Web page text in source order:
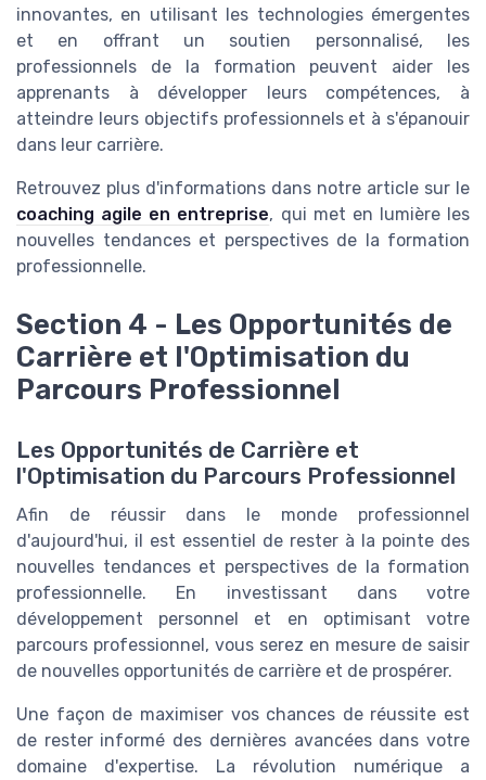
innovantes, en utilisant les technologies émergentes
et en offrant un soutien personnalisé, les
professionnels de la formation peuvent aider les
apprenants à développer leurs compétences, à
atteindre leurs objectifs professionnels et à s'épanouir
dans leur carrière.
Retrouvez plus d'informations dans notre article sur le
coaching agile en entreprise, qui met en lumière les
nouvelles tendances et perspectives de la formation
professionnelle.
Section 4 - Les Opportunités de
Carrière et l'Optimisation du
Parcours Professionnel
Les Opportunités de Carrière et
l'Optimisation du Parcours Professionnel
Afin de réussir dans le monde professionnel
d'aujourd'hui, il est essentiel de rester à la pointe des
nouvelles tendances et perspectives de la formation
professionnelle. En investissant dans votre
développement personnel et en optimisant votre
parcours professionnel, vous serez en mesure de saisir
de nouvelles opportunités de carrière et de prospérer.
Une façon de maximiser vos chances de réussite est
de rester informé des dernières avancées dans votre
domaine d'expertise. La révolution numérique a